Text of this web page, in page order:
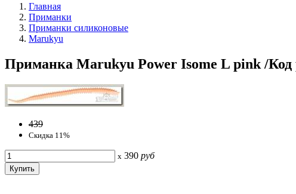
Главная
Приманки
Приманки силиконовые
Marukyu
Приманка Marukyu Power Isome L pink /Код
439
Скидка 11%
x 390 руб